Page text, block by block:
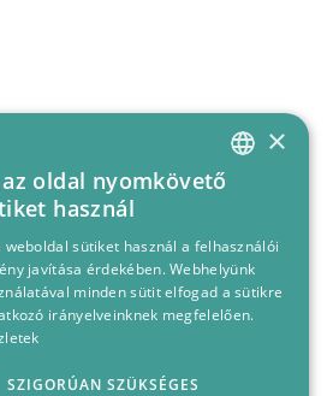
HUNGARIAN
×
az oldal nyomkövető
használ
weboldal sütiket használ a felhasználói
javítása érdekében. Webhelyünk
minden sütit elfogad a sütikre
irányelveinknek megfelelően.
SZIGORÚAN SZÜKSÉGES